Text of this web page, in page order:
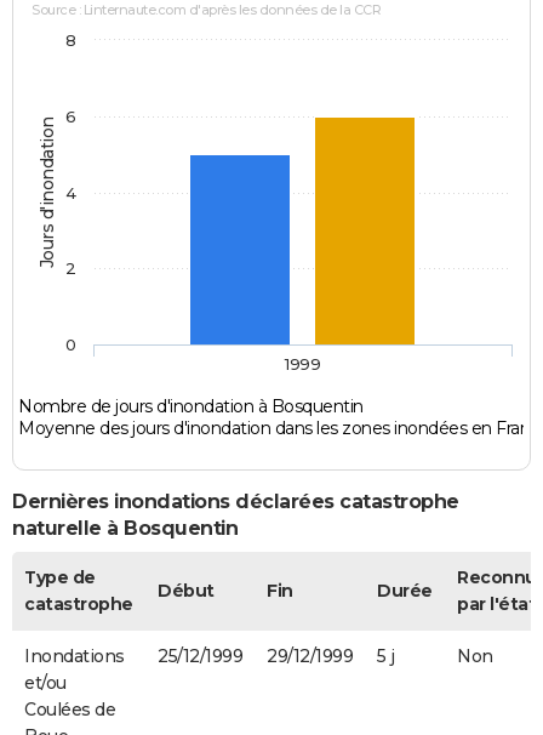
Jours d'inondation
Source : Linternaute.com d'après les données de la CCR
Nombre de jours d'inondation à Bosquentin
Moyenne des jours d'inondation dans les zones inondées en
1999
0
2
4
6
8
Dernières inondations déclarées catastrophe
naturelle à Bosquentin
Type de
catastrophe
Début Fin Durée
par l'état
Inondations
et/ou
Coulées de
25/12/1999 29/12/1999 5 j Non